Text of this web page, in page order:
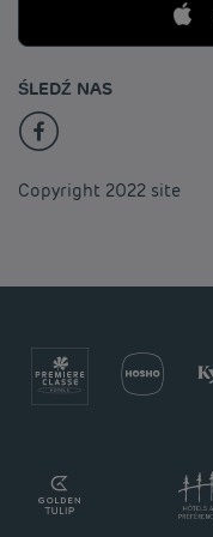
ŚLEDŹ NAS
Copyright 2022 site